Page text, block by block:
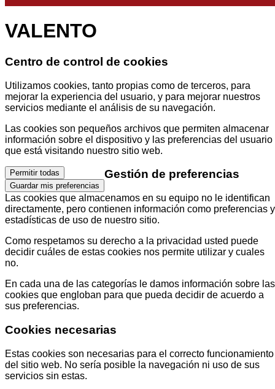
VALENTO
Centro de control de cookies
Utilizamos cookies, tanto propias como de terceros, para
mejorar la experiencia del usuario, y para mejorar nuestros
servicios mediante el análisis de su navegación.
Las cookies son pequeños archivos que permiten almacenar
información sobre el dispositivo y las preferencias del usuario
que está visitando nuestro sitio web.
Permitir todas
Guardar mis preferencias
Gestión de preferencias
Las cookies que almacenamos en su equipo no le identifican
directamente, pero contienen información como preferencias y
estadísticas de uso de nuestro sitio.
Como respetamos su derecho a la privacidad usted puede
decidir cuáles de estas cookies nos permite utilizar y cuales
no.
En cada una de las categorías le damos información sobre las
cookies que engloban para que pueda decidir de acuerdo a
sus preferencias.
Cookies necesarias
Estas cookies son necesarias para el correcto funcionamiento
del sitio web. No sería posible la navegación ni uso de sus
servicios sin estas.